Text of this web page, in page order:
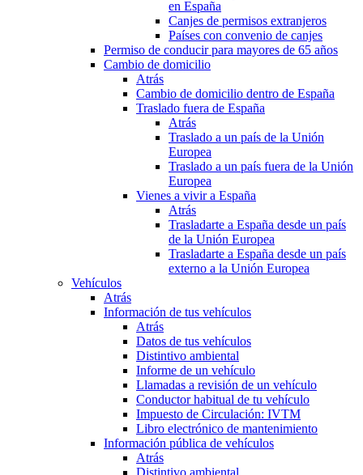
en España
Canjes de permisos extranjeros
Países con convenio de canjes
Permiso de conducir para mayores de 65 años
Cambio de domicilio
Atrás
Cambio de domicilio dentro de España
Traslado fuera de España
Atrás
Traslado a un país de la Unión
Europea
Traslado a un país fuera de la Unión
Europea
Vienes a vivir a España
Atrás
Trasladarte a España desde un país
de la Unión Europea
Trasladarte a España desde un país
externo a la Unión Europea
Vehículos
Atrás
Información de tus vehículos
Atrás
Datos de tus vehículos
Distintivo ambiental
Informe de un vehículo
Llamadas a revisión de un vehículo
Conductor habitual de tu vehículo
Impuesto de Circulación: IVTM
Libro electrónico de mantenimiento
Información pública de vehículos
Atrás